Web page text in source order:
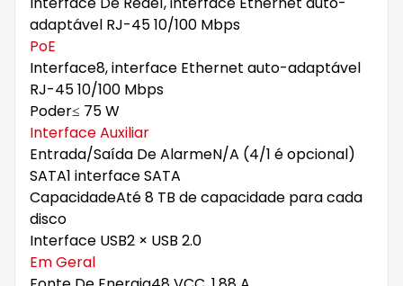
adaptável RJ-45 10/100 Mbps
PoE
Interface8, interface Ethernet auto-adaptável
RJ-45 10/100 Mbps
Poder≤ 75 W
Interface Auxiliar
Entrada/Saída De AlarmeN/A (4/1 é opcional)
SATA1 interface SATA
CapacidadeAté 8 TB de capacidade para cada
disco
Interface USB2 × USB 2.0
Em Geral